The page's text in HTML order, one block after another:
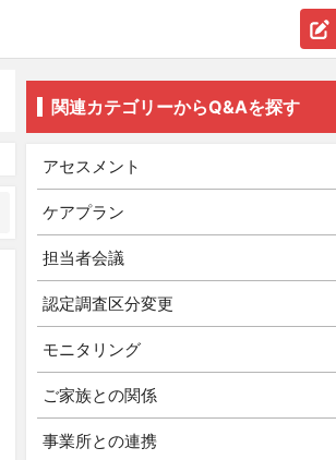
関連カテゴリーからQ&Aを探す
アセスメント
ケアプラン
担当者会議
認定調査区分変更
モニタリング
ご家族との関係
事業所との連携